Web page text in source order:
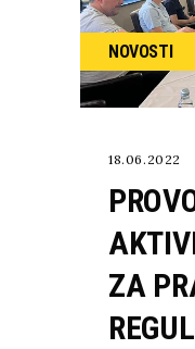
NOVOSTI
18.06.2022
ZA